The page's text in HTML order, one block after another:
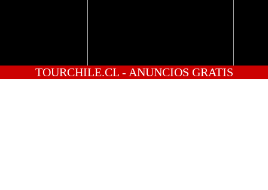
TOURCHILE.CL - ANUNCIOS GRATIS